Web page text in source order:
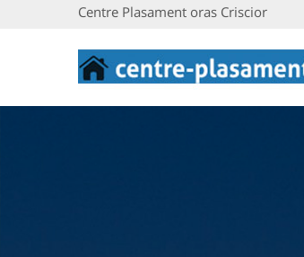
Centre Plasament oras Criscior